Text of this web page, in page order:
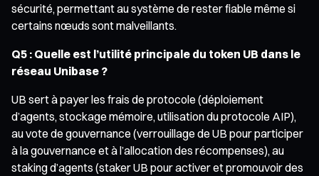
sécurité, permettant au système de rester fiable même si
certains nœuds sont malveillants.
Q5 : Quelle est l’utilité principale du token UB dans le
réseau Unibase ?
UB sert à payer les frais de protocole (déploiement
d’agents, stockage mémoire, utilisation du protocole AIP),
au vote de gouvernance (verrouillage de UB pour participer
à la gouvernance et à l’allocation des récompenses), au
staking d’agents (staker UB pour activer et promouvoir des